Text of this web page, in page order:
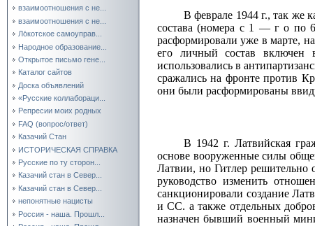
взаимоотношения с не...
взаимоотношения с не...
Ло́котское самоуправ...
Народное образование...
Открытое письмо гене...
Каталог сайтов
Доска объявлений
«Русские коллабораци...
Репресии моих родных
FAQ (вопрос/ответ)
Казачий Стан
ИСТОРИЧЕСКАЯ СПРАВКА
Русские по ту сторон...
Казачий стан в Север...
Казачий стан в Север...
непонятные нацисты
Россия - наша. Прошл...
В феврале 1944 г., так же
состава (номера с 1 — г о по
расформировали уже в марте,
его личный состав
использовались в
сражались на фронте против
они были расформированы
В 1942 г. Латвийская
основе вооруженные силы
Латвии, но Гитлер решительно
руководство изменить
санкционировали создание
и СС. а также отдельных
назначен бывший военный